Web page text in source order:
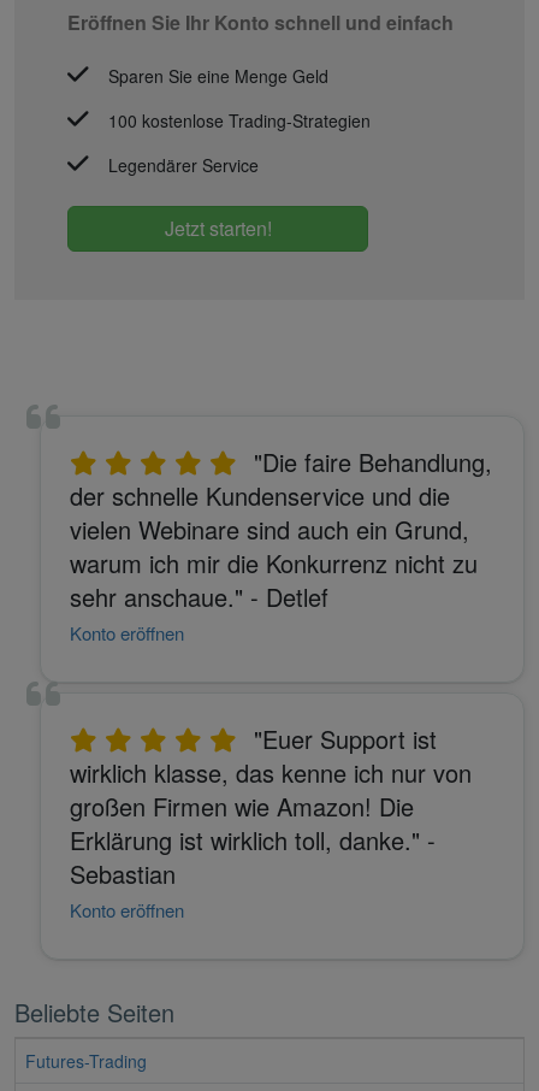
Eröffnen Sie Ihr Konto schnell und einfach
Sparen Sie eine Menge Geld
100 kostenlose Trading-Strategien
Legendärer Service
Jetzt starten!
"Die faire Behandlung,
der schnelle Kundenservice und die
vielen Webinare sind auch ein Grund,
warum ich mir die Konkurrenz nicht zu
sehr anschaue." - Detlef
Konto eröffnen
"Euer Support ist
wirklich klasse, das kenne ich nur von
großen Firmen wie Amazon! Die
Erklärung ist wirklich toll, danke." -
Sebastian
Konto eröffnen
Beliebte Seiten
Futures-Trading